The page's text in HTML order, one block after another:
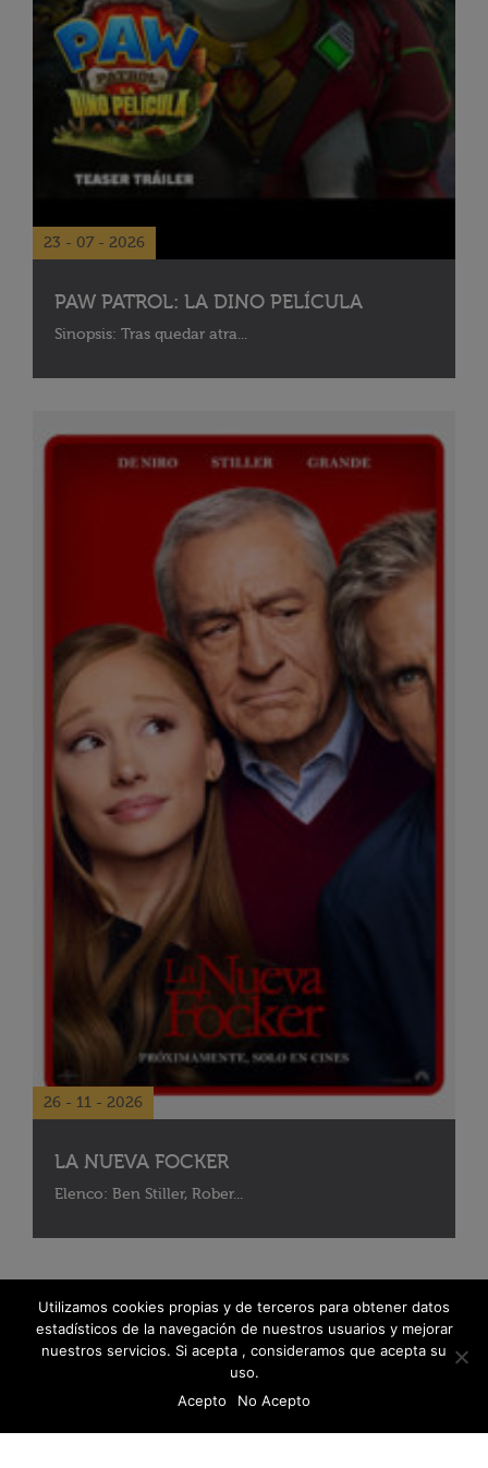
23 - 07 - 2026
PAW PATROL: LA DINO PELÍCULA
Sinopsis: Tras quedar atra...
26 - 11 - 2026
LA NUEVA FOCKER
Elenco: Ben Stiller, Rober...
© 2026 Fanáticos del Cine - Todos los derechos reservados
Utilizamos cookies propias y de terceros para obtener datos
estadísticos de la navegación de nuestros usuarios y mejorar
nuestros servicios. Si acepta , consideramos que acepta su
uso.
Acepto
No Acepto